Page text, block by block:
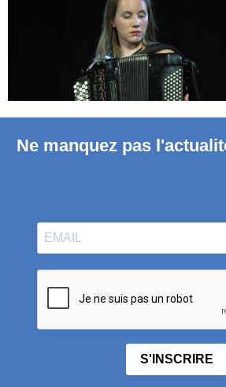
Ne manquez pas
S'INSCRIRE